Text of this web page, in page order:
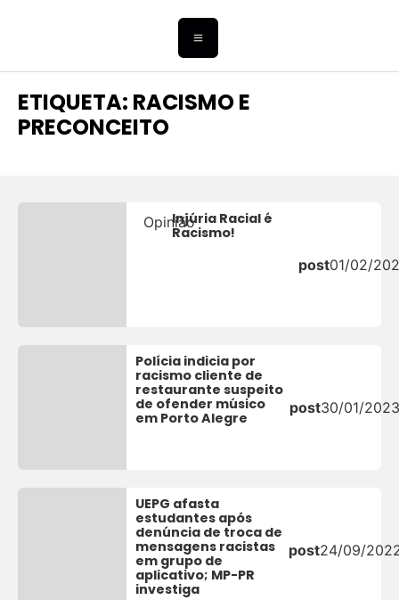
ETIQUETA: RACISMO E
PRECONCEITO
OpiniãoInjúria Racial é
Racismo!
post01/02/
Polícia indicia por
racismo cliente de
restaurante suspeito
de ofender músico
em Porto Alegre
post30/01/
UEPG afasta
estudantes após
denúncia de troca de
mensagens racistas
em grupo de
aplicativo; MP-PR
investiga
post24/09/